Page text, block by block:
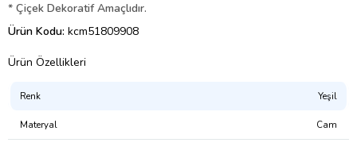
* Çiçek Dekoratif Amaçlıdır.
Ürün Kodu: kcm51809908
Ürün Özellikleri
Renk Yeşil
Materyal Cam